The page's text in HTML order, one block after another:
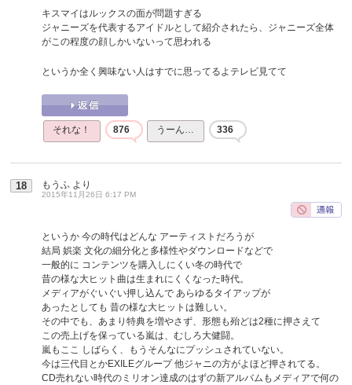
キスマイはルックスの面が問題すぎる
ジャニーズを代表するアイドルとして紹介されたら、ジャニーズ全体
がこの程度の顔しかいないって思われる
というか全く興味ない人はすでに思ってるよテレビ見てて
それな！ 876 うーん… 336
18 もうふ より
2015年11月26日 6:17 PM
というか 今の時代はどんな アーティストだろうが
結局 娯楽 文化の細分化と多様性やダウンロードなどで
一般的に コンテンツを購入しにくい冬の時代で
昔の様な大ヒット曲は生まれにくくなった時代。
メディアがぐいぐい押し込んで あらゆるタイアップが
あったとしても 昔の様な大ヒットは難しい。
その中でも、あまり特典を増やさず、形態も殆どは2種に押さえて
この売上げを保っている嵐は、むしろ大健闘。
嵐もここ しばらく、もうそんなにプッシュされていない。
今は三代目とかEXILEグループ 他ジャニの方がよほど押されてる。
CD売れない時代のミリオン達成のはずの新アルバムもメディアで何の